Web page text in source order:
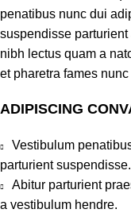
penatibus nunc dui
suspendisse
nibh lectus quam a
et pharetra fames
ADIPISCING
Vestibulum
parturient suspendisse.
Abitur parturient
a vestibulum hendre.